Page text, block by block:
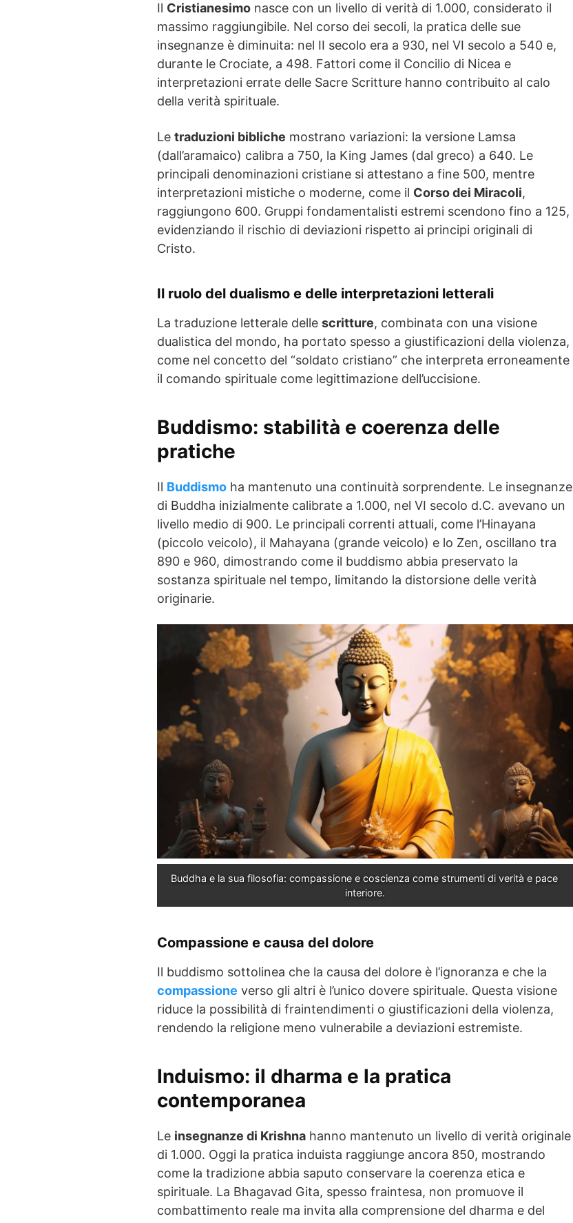
Il Cristianesimo nasce con un livello di verità di 1.000, considerato il
massimo raggiungibile. Nel corso dei secoli, la pratica delle sue
insegnanze è diminuita: nel II secolo era a 930, nel VI secolo a 540 e,
durante le Crociate, a 498. Fattori come il Concilio di Nicea e
interpretazioni errate delle Sacre Scritture hanno contribuito al calo
della verità spirituale.
Le traduzioni bibliche mostrano variazioni: la versione Lamsa
(dall’aramaico) calibra a 750, la King James (dal greco) a 640. Le
principali denominazioni cristiane si attestano a fine 500, mentre
interpretazioni mistiche o moderne, come il Corso dei Miracoli,
raggiungono 600. Gruppi fondamentalisti estremi scendono fino a 125,
evidenziando il rischio di deviazioni rispetto ai principi originali di
Cristo.
Il ruolo del dualismo e delle interpretazioni letterali
La traduzione letterale delle scritture, combinata con una visione
dualistica del mondo, ha portato spesso a giustificazioni della violenza,
come nel concetto del “soldato cristiano” che interpreta erroneamente
il comando spirituale come legittimazione dell’uccisione.
Buddismo: stabilità e coerenza delle
pratiche
Il Buddismo ha mantenuto una continuità sorprendente. Le insegnanze
di Buddha inizialmente calibrate a 1.000, nel VI secolo d.C. avevano un
livello medio di 900. Le principali correnti attuali, come l’Hinayana
(piccolo veicolo), il Mahayana (grande veicolo) e lo Zen, oscillano tra
890 e 960, dimostrando come il buddismo abbia preservato la
sostanza spirituale nel tempo, limitando la distorsione delle verità
originarie.
Buddha e la sua filosofia: compassione e coscienza come strumenti di verità e pace
interiore.
Compassione e causa del dolore
Il buddismo sottolinea che la causa del dolore è l’ignoranza e che la
compassione verso gli altri è l’unico dovere spirituale. Questa visione
riduce la possibilità di fraintendimenti o giustificazioni della violenza,
rendendo la religione meno vulnerabile a deviazioni estremiste.
Induismo: il dharma e la pratica
contemporanea
Le insegnanze di Krishna hanno mantenuto un livello di verità originale
di 1.000. Oggi la pratica induista raggiunge ancora 850, mostrando
come la tradizione abbia saputo conservare la coerenza etica e
spirituale. La Bhagavad Gita, spesso fraintesa, non promuove il
combattimento reale ma invita alla comprensione del dharma e del